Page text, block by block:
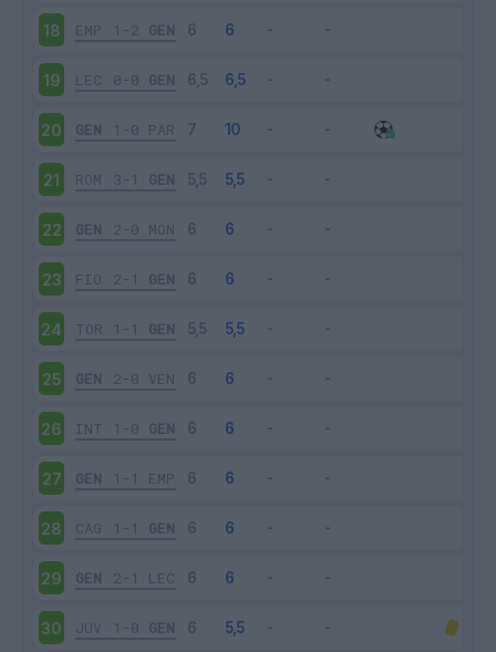
18 EMP 1-2 GEN
19 LEC 0-0 GEN
20 GEN 1-0 PAR
21 ROM 3-1 GEN
22 GEN 2-0 MON
23 FIO 2-1 GEN
24 TOR 1-1 GEN
25 GEN 2-0 VEN
26 INT 1-0 GEN
27 GEN 1-1 EMP
28 CAG 1-1 GEN
29 GEN 2-1 LEC
30 JUV 1-0 GEN